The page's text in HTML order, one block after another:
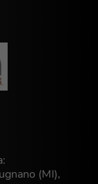
(MI),